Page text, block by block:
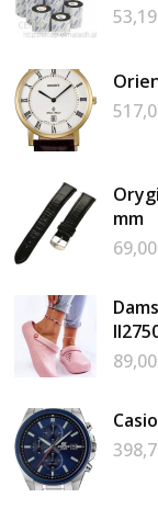
53,19
mm
69,00
89,00